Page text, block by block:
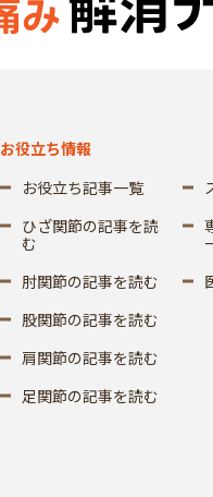
お役立ち情報
お役立ち記事一覧
ひざ関節の記事を読
む
肘関節の記事を読む
股関節の記事を読む
肩関節の記事を読む
足関節の記事を読む